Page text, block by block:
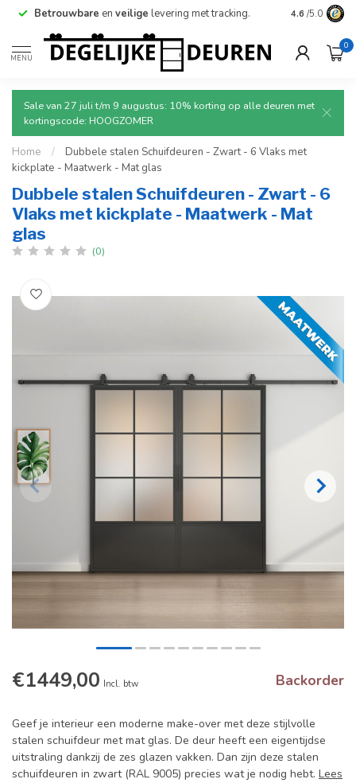
Betrouwbare en veilige levering met tracking. 4.6 /5.0
MENU
0
Sale van 27 juli t/m 9 augustus: 10% korting op alle deuren met
kortingscode: HOOGZOMER
Home /
Dubbele stalen Schuifdeuren - Zwart - 6 Vlaks met
kickplate - Maatwerk - Mat glas
Dubbele stalen Schuifdeuren - Zwart - 6
Vlaks met kickplate - Maatwerk - Mat
glas
(0)
€1449,00 Incl. btw Backorder
Geef je interieur een moderne make-over met deze stijlvolle
stalen schuifdeur met mat glas. De deur heeft een eigentijdse
uitstraling dankzij de zes glazen vakken. Dan zijn deze stalen
schuifdeuren in zwart (RAL 9005) precies wat je nodig hebt. Lees